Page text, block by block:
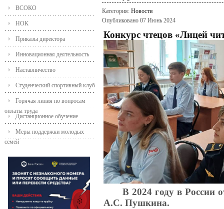
ВСОКО
НОК
Приказы директора
Инновационная деятельность
Наставничество
Студенческий спортивный клуб
Горячая линия по вопросам
оплаты труда
Дистанционное обучение
Меры поддержки молодых
семей
Категория: Новости
Опубликовано 07 Июнь 2024
Конкурс чтецов «Лицей
В 2024 году в России
А.С. Пушкина.